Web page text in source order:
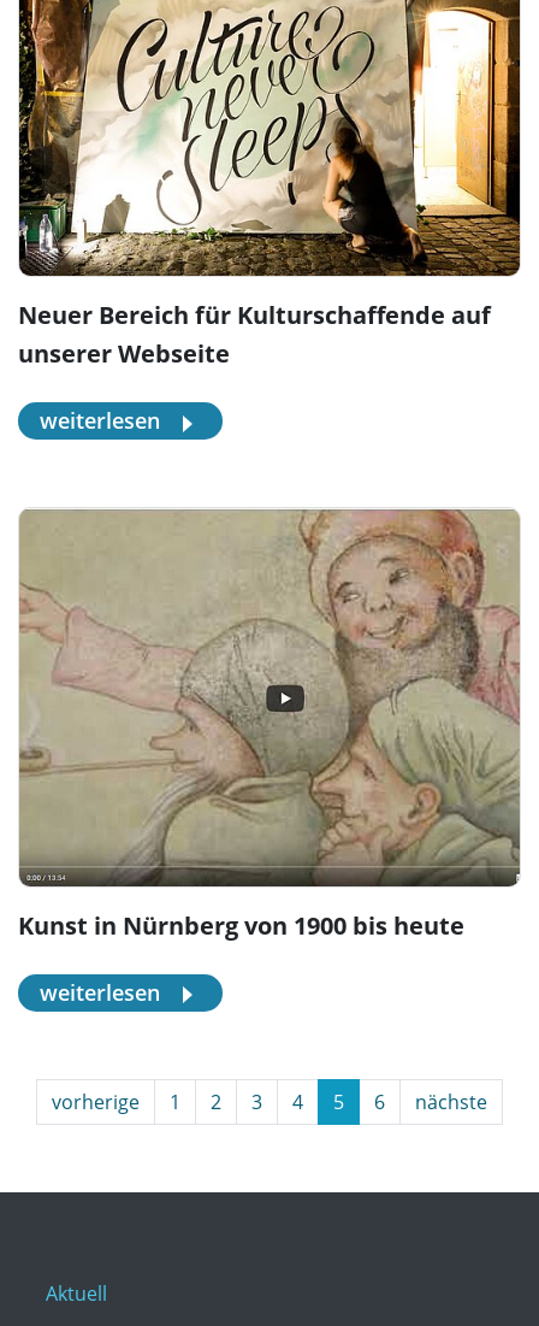
Neuer Bereich für Kulturschaffende auf
unserer Webseite
weiterlesen
Kunst in Nürnberg von 1900 bis heute
weiterlesen
vorherige 1 2 3 4 5 6 nächste
Aktuell